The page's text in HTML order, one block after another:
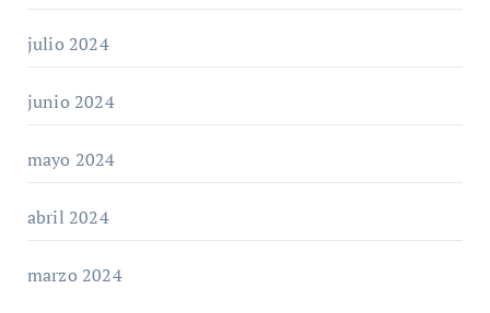
julio 2024
junio 2024
mayo 2024
abril 2024
marzo 2024